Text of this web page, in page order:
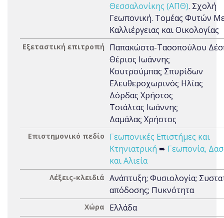
Θεσσαλονίκης (ΑΠΘ). Σχολή
Γεωπονική. Τομέας Φυτών
Καλλιέργειας και Οικολογίας
Εξεταστική επιτροπή
Παπακώστα-Τασοπούλου
Θέριος Ιωάννης
Κουτρούμπας Σπυρίδων
Ελευθεροχωρινός Ηλίας
Δόρδας Χρήστος
Τσιάλτας Ιωάννης
Δαμάλας Χρήστος
Επιστημονικό πεδίο
Γεωπονικές Επιστήμες και
Κτηνιατρική ➨ Γεωπονία,
και Αλιεία
Λέξεις-κλειδιά Ανάπτυξη; Φυσιολογία;
απόδοσης; Πυκνότητα
Χώρα Ελλάδα